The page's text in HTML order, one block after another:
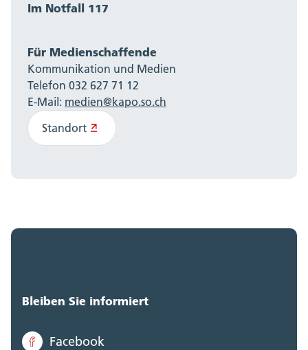
Im Notfall 117
Für Medienschaffende
Kommunikation und Medien
Telefon 032 627 71 12
E-Mail: medien@kapo.so.ch
Standort
Bleiben Sie informiert
Facebook